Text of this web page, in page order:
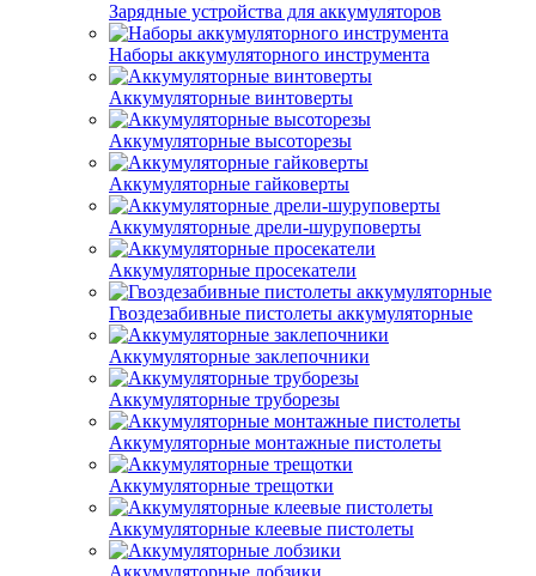
Зарядные устройства для аккумуляторов
Наборы аккумуляторного инструмента
Аккумуляторные винтоверты
Аккумуляторные высоторезы
Аккумуляторные гайковерты
Аккумуляторные дрели-шуруповерты
Аккумуляторные просекатели
Гвоздезабивные пистолеты аккумуляторные
Аккумуляторные заклепочники
Аккумуляторные труборезы
Аккумуляторные монтажные пистолеты
Аккумуляторные трещотки
Аккумуляторные клеевые пистолеты
Аккумуляторные лобзики